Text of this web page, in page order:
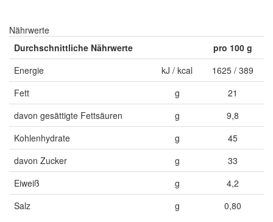
Nährwerte
Durchschnittliche Nährwerte
pro 100 g
Energie
kJ / kcal
1625 / 389
Fett
g
21
davon gesättigte Fettsäuren
g
9,8
Kohlenhydrate
g
45
davon Zucker
g
33
Eiweiß
g
4,2
Salz
g 0,80